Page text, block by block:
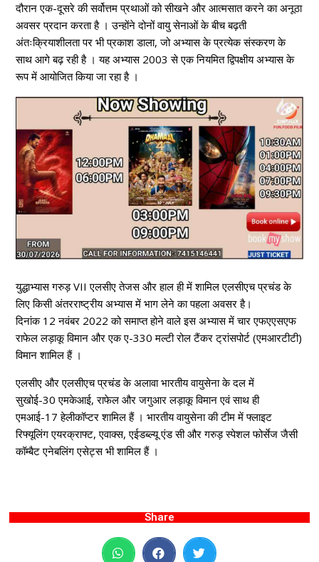
दौरान एक-दूसरे की सर्वोत्तम प्रथाओं को सीखने और आत्मसात करने का अनूठा
अवसर प्रदान करता है । उन्होंने दोनों वायु सेनाओं के बीच बढ़ती
अंतःक्रियाशीलता पर भी प्रकाश डाला, जो अभ्यास के प्रत्येक संस्करण के
साथ आगे बढ़ रही है । यह अभ्यास 2003 से एक नियमित द्विपक्षीय अभ्यास के
रूप में आयोजित किया जा रहा है ।
युद्धाभ्यास गरुड़ VII एलसीए तेजस और हाल ही में शामिल एलसीएच प्रचंड के
लिए किसी अंतरराष्ट्रीय अभ्यास में भाग लेने का पहला अवसर है।
दिनांक 12 नवंबर 2022 को समाप्त होने वाले इस अभ्यास में चार एफएएसएफ
राफेल लड़ाकू विमान और एक ए-330 मल्टी रोल टैंकर ट्रांसपोर्ट (एमआरटीटी)
विमान शामिल हैं ।
एलसीए और एलसीएच प्रचंड के अलावा भारतीय वायुसेना के दल में
सुखोई-30 एमकेआई, राफेल और जगुआर लड़ाकू विमान एवं साथ ही
एमआई-17 हेलीकॉप्टर शामिल हैं । भारतीय वायुसेना की टीम में फ्लाइट
रिफ्यूलिंग एयरक्राफ्ट, एवाक्स, एईडब्ल्यू एंड सी और गरुड़ स्पेशल फोर्सेज जैसी
कॉम्बैट एनेबलिंग एसेट्स भी शामिल हैं ।
Share